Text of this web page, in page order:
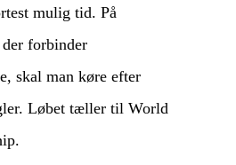
mulig tid. På
der forbinder
skal man køre efter
Løbet tæller til World